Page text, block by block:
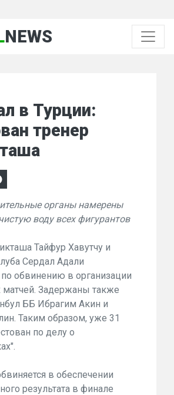
NEWS
в Турции:
тренер
органы намерены
воду всех фигурантов
Тайфур Хавутчу и
Сердал Адали
обвинению в организации
Задержаны также
ББ Ибрагим Акин и
Таким образом, уже 31
по делу о
в обеспечении
результата в финале